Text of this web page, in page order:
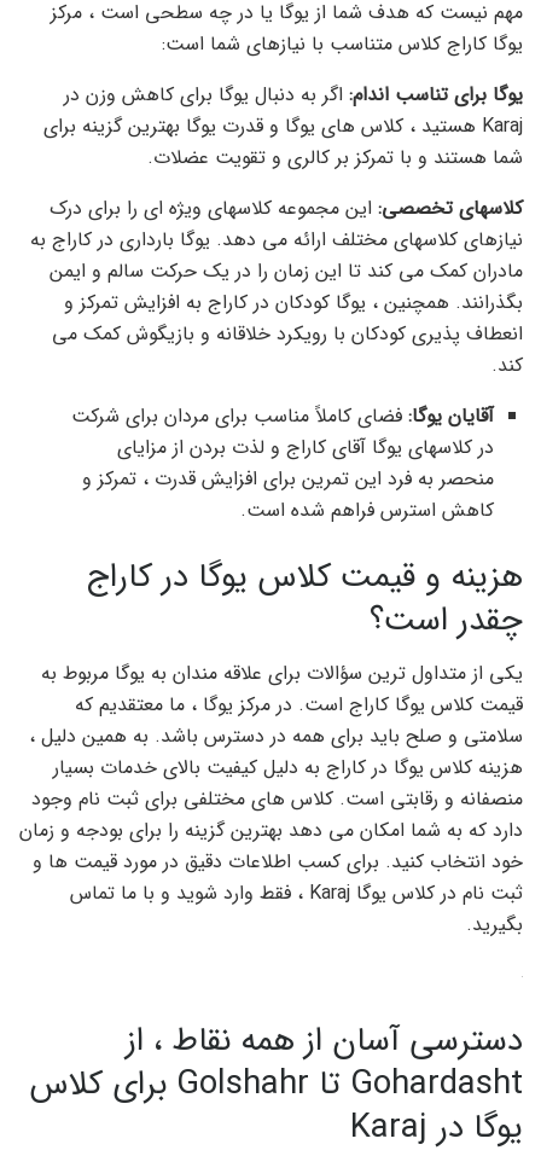
مهم نیست که هدف شما از یوگا یا در چه سطحی است ، مرکز
یوگا کاراج کلاس متناسب با نیازهای شما است:
یوگا برای تناسب اندام: اگر به دنبال یوگا برای کاهش وزن در
Karaj هستید ، کلاس های یوگا و قدرت یوگا بهترین گزینه برای
شما هستند و با تمرکز بر کالری و تقویت عضلات.
کلاسهای تخصصی: این مجموعه کلاسهای ویژه ای را برای درک
نیازهای کلاسهای مختلف ارائه می دهد. یوگا بارداری در کاراج به
مادران کمک می کند تا این زمان را در یک حرکت سالم و ایمن
بگذرانند. همچنین ، یوگا کودکان در کاراج به افزایش تمرکز و
انعطاف پذیری کودکان با رویکرد خلاقانه و بازیگوش کمک می
کند.
آقایان یوگا: فضای کاملاً مناسب برای مردان برای شرکت
در کلاسهای یوگا آقای کاراج و لذت بردن از مزایای
منحصر به فرد این تمرین برای افزایش قدرت ، تمرکز و
کاهش استرس فراهم شده است.
هزینه و قیمت کلاس یوگا در کاراج
چقدر است؟
یکی از متداول ترین سؤالات برای علاقه مندان به یوگا مربوط به
قیمت کلاس یوگا کاراج است. در مرکز یوگا ، ما معتقدیم که
سلامتی و صلح باید برای همه در دسترس باشد. به همین دلیل ،
هزینه کلاس یوگا در کاراج به دلیل کیفیت بالای خدمات بسیار
منصفانه و رقابتی است. کلاس های مختلفی برای ثبت نام وجود
دارد که به شما امکان می دهد بهترین گزینه را برای بودجه و زمان
خود انتخاب کنید. برای کسب اطلاعات دقیق در مورد قیمت ها و
ثبت نام در کلاس یوگا Karaj ، فقط وارد شوید و با ما تماس
بگیرید.
دسترسی آسان از همه نقاط ، از
Gohardasht تا Golshahr برای کلاس
یوگا در Karaj